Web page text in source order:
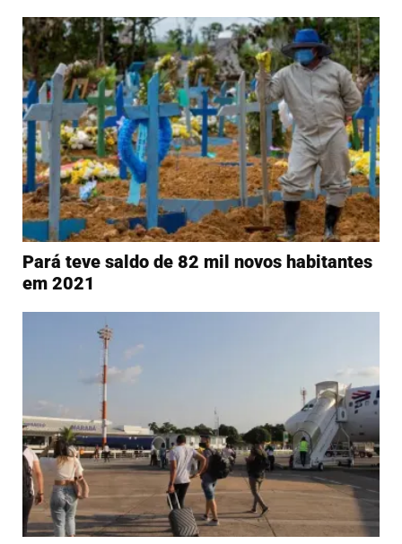
Pará teve saldo de 82 mil novos habitantes
em 2021